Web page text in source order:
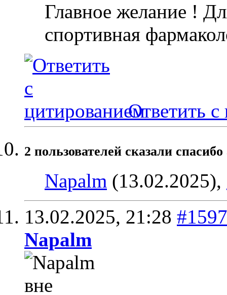
Главное желание !
спортивная
Ответить с
2 пользователей сказали
Napalm (13.02.2025),
13.02.2025, 21:28
Napalm